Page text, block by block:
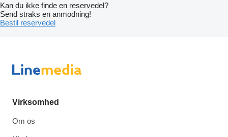
Kan du ikke finde en reservedel?
Send straks en anmodning!
Bestil reservedel
Virksomhed
Om os